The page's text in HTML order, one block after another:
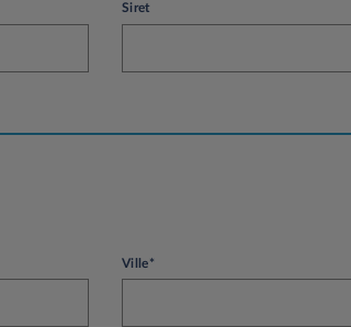
Siret
Ville*